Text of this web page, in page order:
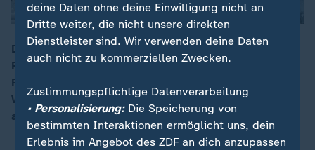
Die Wirtschaft wächst schwächer. In ihrem
Frühjahrsgutachten haben die Wirtschaftsweisen ihre
Prognose für das BIP von 0,9 auf 0,5 Prozent gesenkt.
Wegen globaler Krisen sei ein Aufschwung nicht
absehbar.
deine Daten ohne deine Einwilligung nicht an
Dritte weiter, die nicht unsere direkten
Dienstleister sind. Wir verwenden deine Daten
auch nicht zu kommerziellen Zwecken.
Zustimmungspflichtige Datenverarbeitung
• Personalisierung:Die Speicherung von
bestimmten Interaktionen ermöglicht uns, dein
Erlebnis im Angebot des ZDF an dich anzupassen